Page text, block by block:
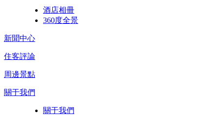
酒店相冊
360度全景
新聞中心
住客評論
周邊景點
關于我們
關于我們